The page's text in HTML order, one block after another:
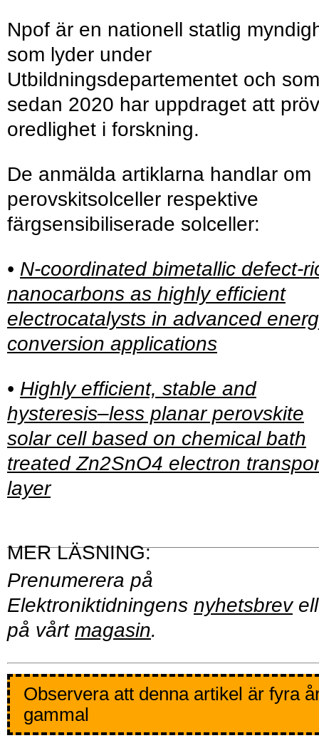
Npof är en nationell statlig
som lyder under
Utbildningsdepartementet och som
sedan 2020 har uppdraget att
oredlighet i forskning.
De anmälda artiklarna handlar om
perovskitsolceller respektive
färgsensibiliserade solceller:
• N-coordinated bimetallic defect-
nanocarbons as highly efficient
electrocatalysts in advanced
conversion applications
• Highly efficient, stable and
hysteresis‒less planar perovskite
solar cell based on chemical bath
treated Zn2SnO4 electron
layer
Prenumerera på
Elektroniktidningens nyhetsbrev
på vårt magasin.
Observera att denna artikel är fyra
gammal